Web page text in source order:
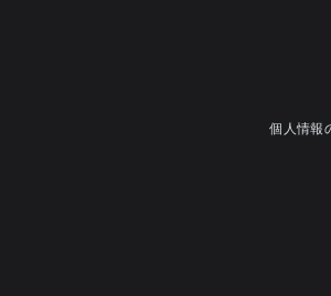
個人情報